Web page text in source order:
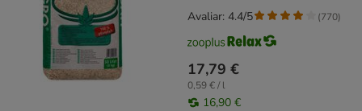
17,79 €
0,59 € / l
16,90 €
Avaliar: 4.4/5 (770)